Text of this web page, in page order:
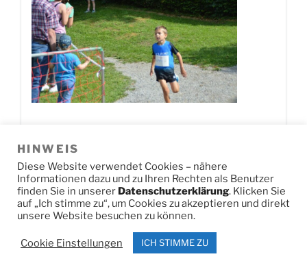
Jetzt herunterladen!
DSC U14 SL2
HINWEIS
Diese Website verwendet Cookies – nähere
Informationen dazu und zu Ihren Rechten als Benutzer
finden Sie in unsererDatenschutzerklärung. Klicken Sie
auf „Ich stimme zu“, um Cookies zu akzeptieren und direkt
unsere Website besuchen zu können.
Cookie Einstellungen ICH STIMME ZU